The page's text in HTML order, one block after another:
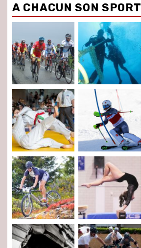
A CHACUN SON SPORT